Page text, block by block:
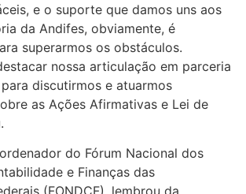
e o suporte que damos uns aos
da Andifes, obviamente, é
superarmos os obstáculos.
nossa articulação em parceria
discutirmos e atuarmos
as Ações Afirmativas e Lei de
do Fórum Nacional dos
e Finanças das
(FONDCF), lembrou da